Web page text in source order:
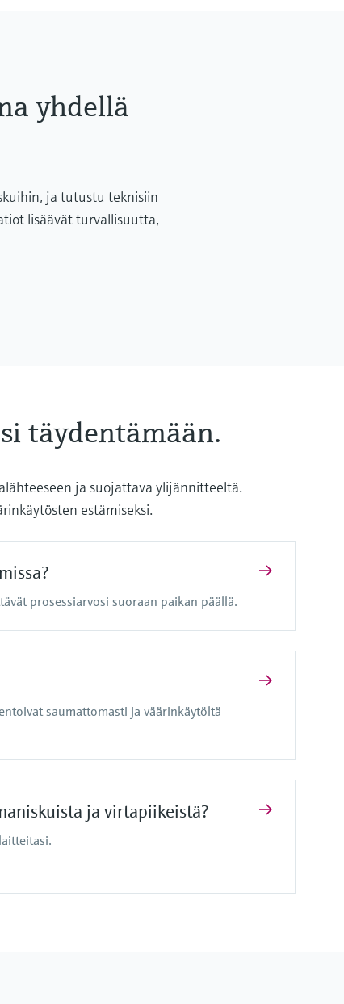
yhdellä
ja tutustu teknisiin
lisäävät turvallisuutta,
täydentämään.
ja suojattava ylijännitteeltä.
estämiseksi.
prosessiarvosi suoraan paikan päällä.
saumattomasti ja väärinkäytöltä
ja virtapiikeistä?